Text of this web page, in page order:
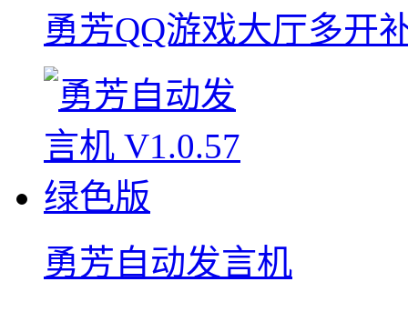
勇芳QQ游戏大厅多开
勇芳自动发言机